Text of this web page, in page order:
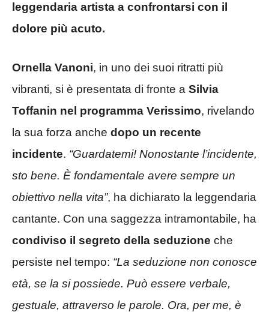
leggendaria artista a confrontarsi con il
dolore più acuto.
Ornella Vanoni, in uno dei suoi ritratti più
vibranti, si è presentata di fronte a Silvia
Toffanin nel programma Verissimo, rivelando
la sua forza anche dopo un recente
incidente. “Guardatemi! Nonostante l’incidente,
sto bene. È fondamentale avere sempre un
obiettivo nella vita”, ha dichiarato la leggendaria
cantante. Con una saggezza intramontabile, ha
condiviso il segreto della seduzione che
persiste nel tempo: “La seduzione non conosce
età, se la si possiede. Può essere verbale,
gestuale, attraverso le parole. Ora, per me, è